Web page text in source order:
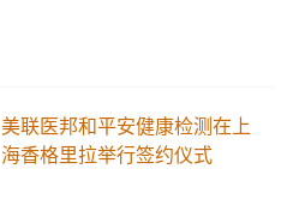
美联医邦和平安健康检测在上
海香格里拉举行签约仪式